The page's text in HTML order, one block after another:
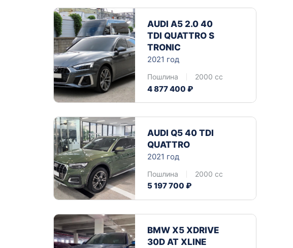
Mitsubishi
Isuzu
Hino
AUDI A5 2.0 40
TDI QUATTRO S
TRONIC
2021 год
Пошлина 2000 cc
4 877 400 ₽
AUDI Q5 40 TDI
QUATTRO
2021 год
Пошлина 2000 cc
5 197 700 ₽
BMW X5 XDRIVE
30D AT XLINE